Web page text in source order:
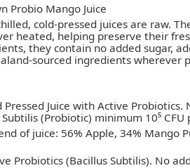
Probio Mango Juice
cold-pressed juices are raw.
heated, helping preserve their
they contain no added sugar,
sourced ingredients wherever
Pressed Juice with Active
(Probiotic) minimum 10⁵ CFU
of juice: 56% Apple, 34% Mango
Probiotics (Bacillus Subtilis). No